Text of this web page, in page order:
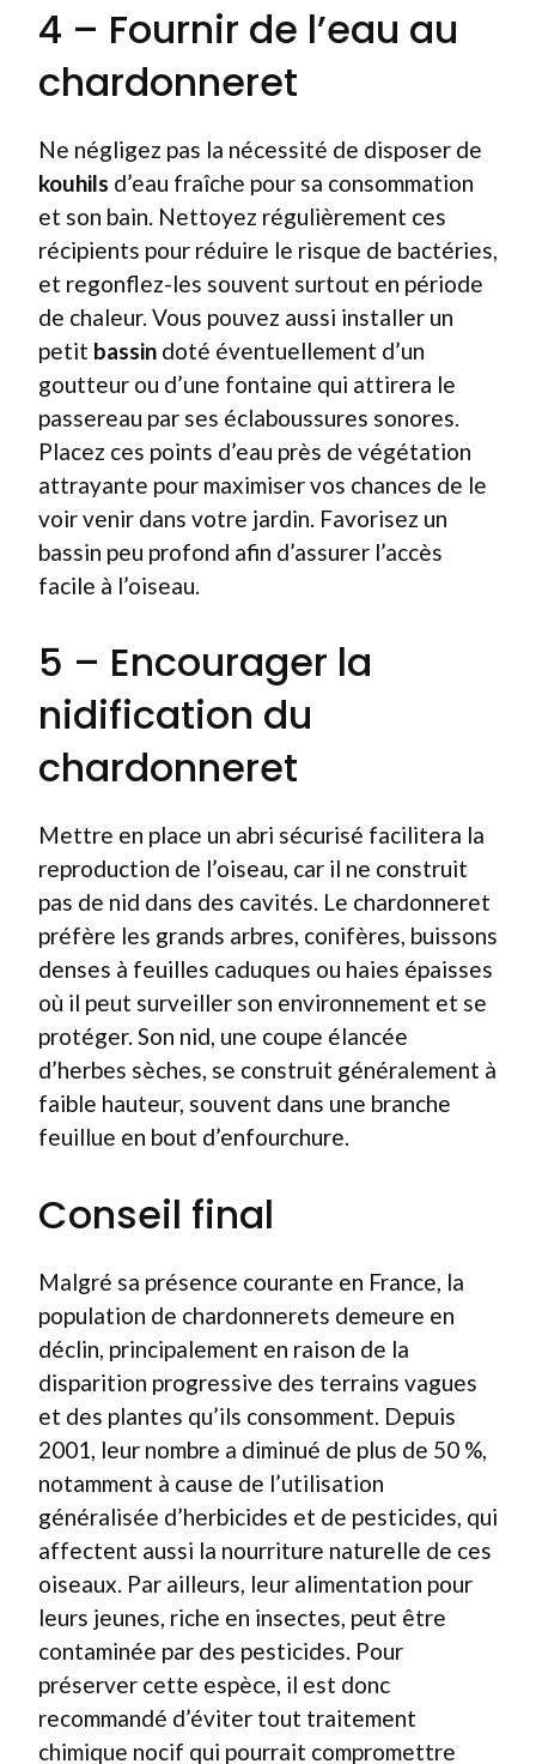
4 – Fournir de l’eau au
chardonneret
Ne négligez pas la nécessité de disposer de
kouhils d’eau fraîche pour sa consommation
et son bain. Nettoyez régulièrement ces
récipients pour réduire le risque de bactéries,
et regonflez-les souvent surtout en période
de chaleur. Vous pouvez aussi installer un
petit bassin doté éventuellement d’un
goutteur ou d’une fontaine qui attirera le
passereau par ses éclaboussures sonores.
Placez ces points d’eau près de végétation
attrayante pour maximiser vos chances de le
voir venir dans votre jardin. Favorisez un
bassin peu profond afin d’assurer l’accès
facile à l’oiseau.
5 – Encourager la
nidification du
chardonneret
Mettre en place un abri sécurisé facilitera la
reproduction de l’oiseau, car il ne construit
pas de nid dans des cavités. Le chardonneret
préfère les grands arbres, conifères, buissons
denses à feuilles caduques ou haies épaisses
où il peut surveiller son environnement et se
protéger. Son nid, une coupe élancée
d’herbes sèches, se construit généralement à
faible hauteur, souvent dans une branche
feuillue en bout d’enfourchure.
Conseil final
Malgré sa présence courante en France, la
population de chardonnerets demeure en
déclin, principalement en raison de la
disparition progressive des terrains vagues
et des plantes qu’ils consomment. Depuis
2001, leur nombre a diminué de plus de 50 %,
notamment à cause de l’utilisation
généralisée d’herbicides et de pesticides, qui
affectent aussi la nourriture naturelle de ces
oiseaux. Par ailleurs, leur alimentation pour
leurs jeunes, riche en insectes, peut être
contaminée par des pesticides. Pour
préserver cette espèce, il est donc
recommandé d’éviter tout traitement
chimique nocif qui pourrait compromettre